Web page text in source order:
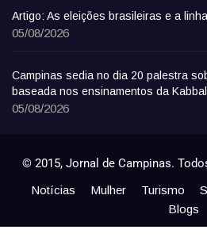
Artigo: As eleições brasileiras e a
05/08/2026
Campinas sedia no dia 20 palestra
baseada nos ensinamentos da
05/08/2026
© 2015, Jornal de Campinas.
Notícias Mulher Turismo
Blogs